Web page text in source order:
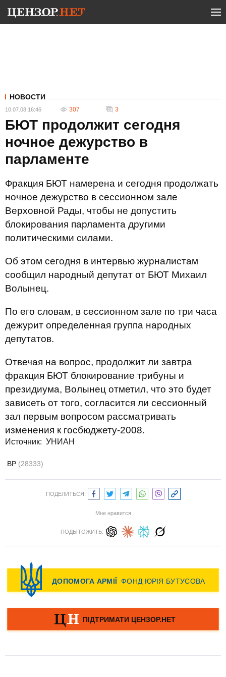
НОВОСТИ
10.07.08 16:46 307 3
БЮТ продолжит сегодня
ночное дежурство в
парламенте
Фракция БЮТ намерена и сегодня продолжать
ночное дежурство в сессионном зале
Верховной Рады, чтобы не допустить
блокирования парламента другими
политическими силами.
Об этом сегодня в интервью журналистам
сообщил народный депутат от БЮТ Михаил
Волынец.
По его словам, в сессионном зале по три часа
дежурит определенная группа народных
депутатов.
Отвечая на вопрос, продолжит ли завтра
фракция БЮТ блокирование трибуны и
президиума, Волынец отметил, что это будет
зависеть от того, согласится ли сессионный
зал первым вопросом рассматривать
изменения к госбюджету-2008.
Источник: УНИАН
ВР (28333)
ПОДЕЛИТЬСЯ:
Мне нравится
ПОДЫТОЖИТЬ: